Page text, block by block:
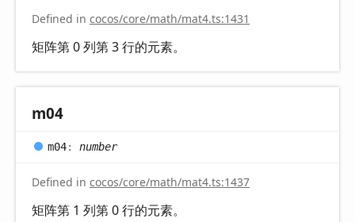
Defined in cocos/core/math/mat4.ts:1431
矩阵第 0 列第 3 行的元素。
m04
m04: number
Defined in cocos/core/math/mat4.ts:1437
矩阵第 1 列第 0 行的元素。